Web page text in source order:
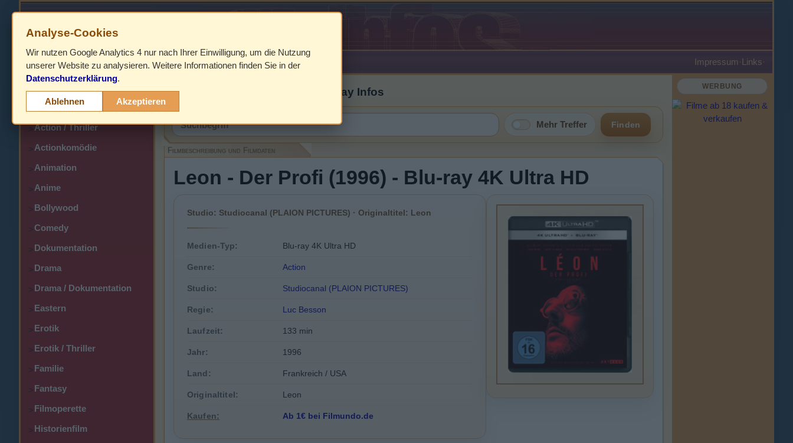
HOME Impressum ·Links·
>
> Action
>Action / Thriller
>Actionkomödie
>Animation
>Anime
>Bollywood
>Comedy
>Dokumentation
>Drama
>Drama / Dokumentation
>Eastern
>Erotik
>Erotik / Thriller
>Familie
>Fantasy
>Filmoperette
>Historienfilm
Filmbeschreibung, Cover & Blu-ray Infos
Mehr Treffer Finden
Filmbeschreibung und Filmdaten
Leon - Der Profi (1996) - Blu-ray 4K Ultra HD
Studio: Studiocanal (PLAION PICTURES) · Originaltitel: Leon
Medien-Typ: Blu-ray 4K Ultra HD
Genre: Action
Studio: Studiocanal (PLAION PICTURES)
Regie: Luc Besson
Laufzeit: 133 min
Jahr: 1996
Land: Frankreich / USA
Originaltitel: Leon
Kaufen: Ab 1€ bei Filmundo.de
WERBUNG
Analyse-Cookies
Wir nutzen Google Analytics 4 nur nach Ihrer Einwilligung, um die Nutzung
unserer Website zu analysieren. Weitere Informationen finden Sie in der
Datenschutzerklärung.
Ablehnen Akzeptieren